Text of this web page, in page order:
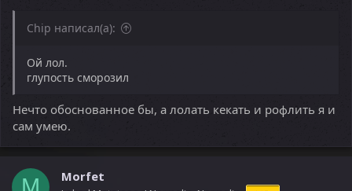
Chip написал(а):
Ой лол.
глупость сморозил
Нечто обоснованное бы, а лолать кекать и рофлить я и
сам умею.
Morfet